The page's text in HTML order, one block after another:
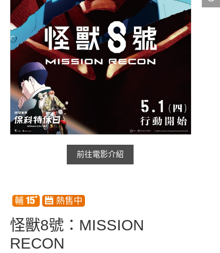
前往電影介紹
怪獸8號：MISSION
RECON
影城公告
影城活動
中獎名單
合作夥伴
商家介紹
加入iShow
會員活動
會員Q&A